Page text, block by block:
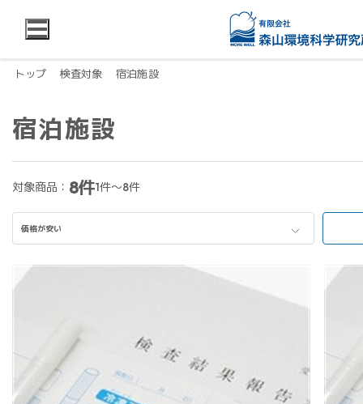
トップ 検査対象 宿泊施設
宿泊施設
対象商品： 8件1件～8件
価格が安い